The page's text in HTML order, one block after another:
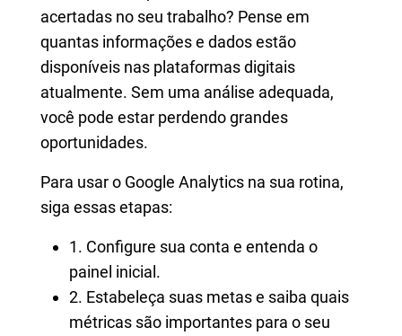
acertadas no seu trabalho? Pense em
quantas informações e dados estão
disponíveis nas plataformas digitais
atualmente. Sem uma análise adequada,
você pode estar perdendo grandes
oportunidades.
Para usar o Google Analytics na sua rotina,
siga essas etapas:
1. Configure sua conta e entenda o
painel inicial.
2. Estabeleça suas metas e saiba quais
métricas são importantes para o seu